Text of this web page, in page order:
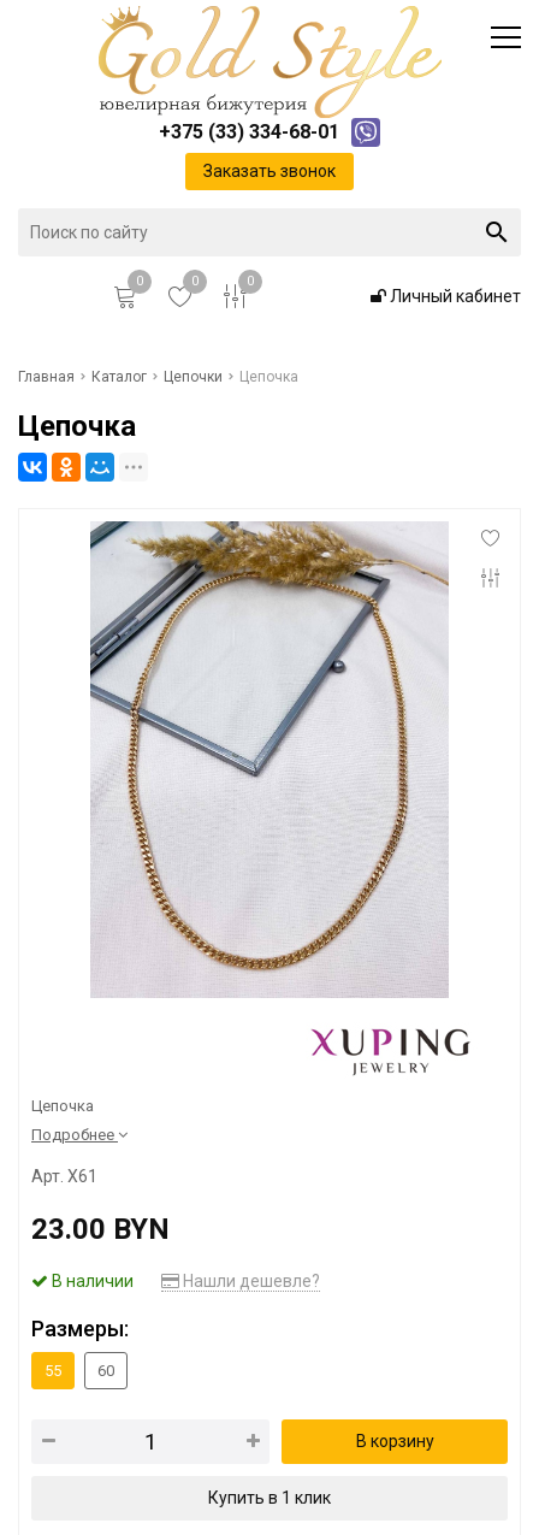
+375 (33) 334-68-01
Заказать звонок
0 0 0
Личный кабинет
Главная
Инфо
Положение о cookie-файлах
Главная Каталог Цепочки Цепочка
Цепочка
Цепочка
Подробнее
Арт. X61
23.00 BYN
В наличии Нашли дешевле?
Размеры:
55 60
В корзину
Купить в 1 клик
Каталог
Доставка и оплата
Инфо
Контакты
Положение о cookie-файлах